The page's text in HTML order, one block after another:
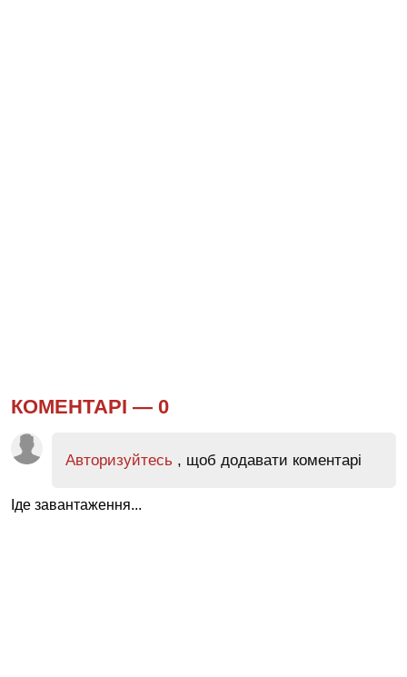
КОМЕНТАРІ — 0
Авторизуйтесь , щоб додавати коментарі
Іде завантаження...